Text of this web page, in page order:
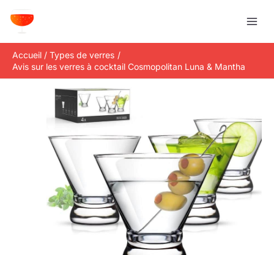
Accueil
Types de verres
Avis sur les verres à cocktail Cosmopolitan Luna & Mantha
e
c
h
e